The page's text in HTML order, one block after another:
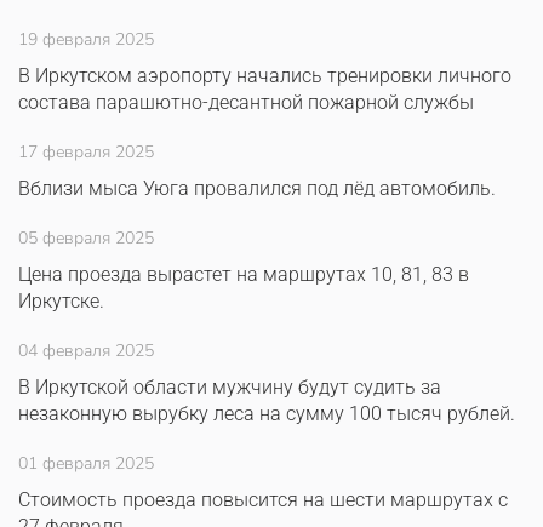
19 февраля 2025
В Иркутском аэропорту начались тренировки личного
состава парашютно-десантной пожарной службы
17 февраля 2025
Вблизи мыса Уюга провалился под лёд автомобиль.
05 февраля 2025
Цена проезда вырастет на маршрутах 10, 81, 83 в
Иркутске.
04 февраля 2025
В Иркутской области мужчину будут судить за
незаконную вырубку леса на сумму 100 тысяч рублей.
01 февраля 2025
Стоимость проезда повысится на шести маршрутах с